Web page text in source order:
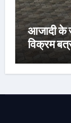
आजादी के
विक्रम